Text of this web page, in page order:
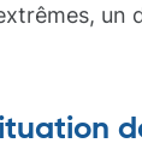
un